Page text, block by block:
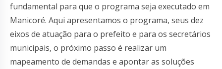
fundamental para que o programa seja executado em
Manicoré. Aqui apresentamos o programa, seus dez
eixos de atuação para o prefeito e para os secretários
municipais, o próximo passo é realizar um
mapeamento de demandas e apontar as soluções